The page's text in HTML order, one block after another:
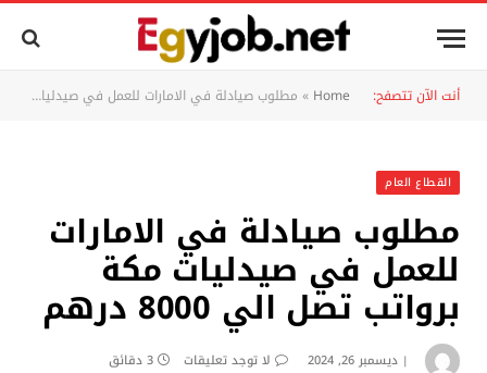
أنت الآن تتصفح: Home
» مطلوب صيادلة في الامارات للعمل في صيدليات مكة برواتب تصل الي 8000 درهم
القطاع العام
مطلوب صيادلة في الامارات
للعمل في صيدليات مكة
برواتب تصل الي 8000 درهم
ديسمبر 26, 2024 لا توجد تعليقات 3 دقائق